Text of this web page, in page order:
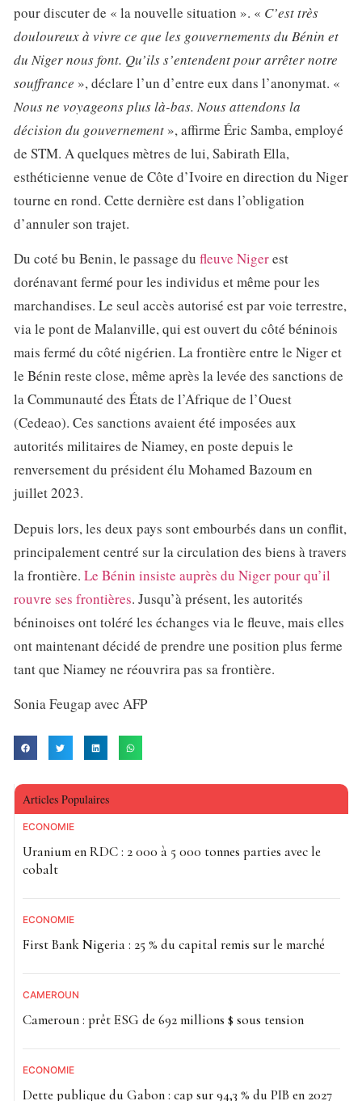
pour discuter de « la nouvelle situation ». « C’est très
douloureux à vivre ce que les gouvernements du Bénin et
du Niger nous font. Qu’ils s’entendent pour arrêter notre
souffrance », déclare l’un d’entre eux dans l’anonymat. «
Nous ne voyageons plus là-bas. Nous attendons la
décision du gouvernement », affirme Éric Samba, employé
de STM. A quelques mètres de lui, Sabirath Ella,
esthéticienne venue de Côte d’Ivoire en direction du Niger
tourne en rond. Cette dernière est dans l’obligation
d’annuler son trajet.
Du coté bu Benin, le passage du fleuve Nigerest
dorénavant fermé pour les individus et même pour les
marchandises. Le seul accès autorisé est par voie terrestre,
via le pont de Malanville, qui est ouvert du côté béninois
mais fermé du côté nigérien. La frontière entre le Niger et
le Bénin reste close, même après la levée des sanctions de
la Communauté des États de l’Afrique de l’Ouest
(Cedeao). Ces sanctions avaient été imposées aux
autorités militaires de Niamey, en poste depuis le
renversement du président élu Mohamed Bazoum en
juillet 2023.
Depuis lors, les deux pays sont embourbés dans un conflit,
principalement centré sur la circulation des biens à travers
la frontière. Le Bénin insiste auprès du Niger pour qu’il
rouvre ses frontières. Jusqu’à présent, les autorités
béninoises ont toléré les échanges via le fleuve, mais elles
ont maintenant décidé de prendre une position plus ferme
tant que Niamey ne réouvrira pas sa frontière.
Sonia Feugap avec AFP
Articles Populaires
ECONOMIE
Uranium en RDC : 2 000 à 5 000 tonnes parties avec le
cobalt
ECONOMIE
First Bank Nigeria : 25 % du capital remis sur le marché
CAMEROUN
Cameroun : prêt ESG de 692 millions $ sous tension
ECONOMIE
Dette publique du Gabon : cap sur 94,3 % du PIB en 2027